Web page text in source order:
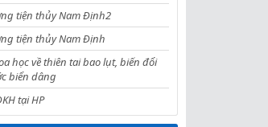
tiện thủy Nam Định2
tiện thủy Nam Định
học về thiên tai bao lụt, biến đổi
biển dâng
tại HP